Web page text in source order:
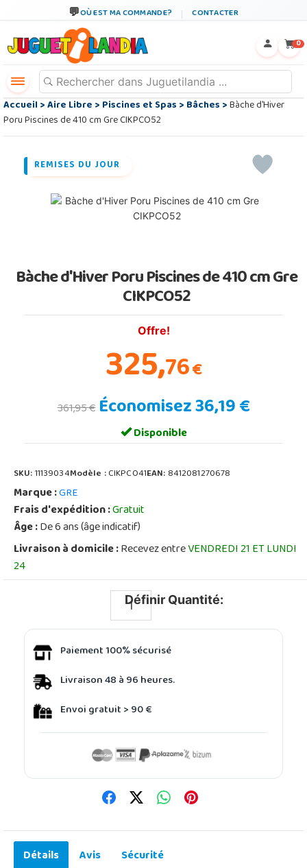
OÙ EST MA COMMANDE? CONTACTER
0
Accueil>Aire Libre>Piscines et Spas>Bâches>Bàche d'Hiver
Poru Piscines de 410 cm Gre CIKPCO52
REMISES DU JOUR
Bàche d'Hiver Poru Piscines de 410 cm Gre
CIKPCO52
Offre!
325,76€
361,95 € Économisez 36,19 €
Disponible
SKU:11139034Modèle :CIKPCO41EAN:8412081270678
Marque :GRE
Frais d'expédition :Gratuit
Âge :De 6 ans (âge indicatif)
Livraison à domicile :Recevez entreVENDREDI 21 ET LUNDI
24
Définir Quantité:
Paiement 100% sécurisé
Livraison 48 à 96 heures.
Envoi gratuit > 90 €
Détails Avis Sécurité